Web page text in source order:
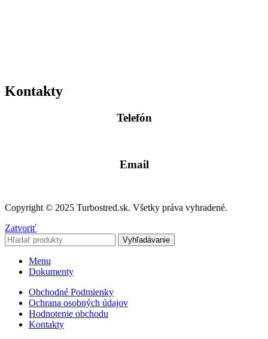
Kontakty
Telefón
Email
Copyright © 2025 Turbostred.sk. Všetky práva vyhradené.
Zatvoriť
Vyhľadávanie
Menu
Dokumenty
Obchodné Podmienky
Ochrana osobných údajov
Hodnotenie obchodu
Kontakty